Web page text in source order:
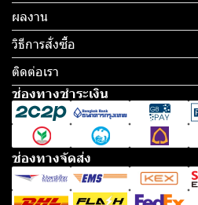
ผลงาน
วิธีการสั่งซื้อ
ติดต่อเรา
ช่องทางชำระเงิน
ช่องทางจัดส่ง